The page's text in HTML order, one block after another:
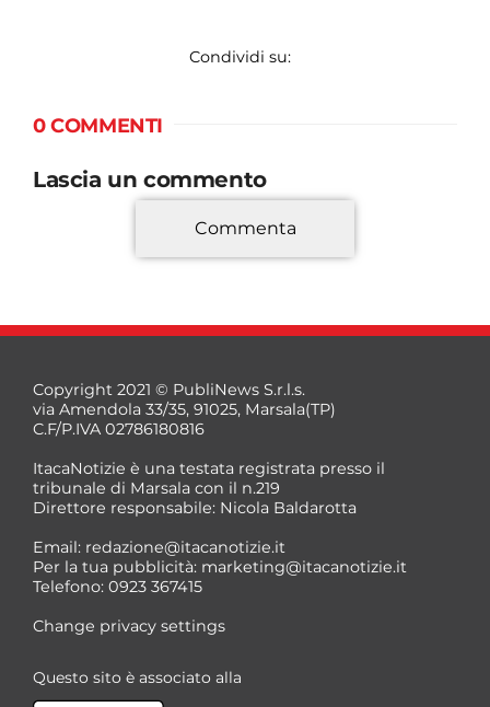
Condividi su:
0 COMMENTI
Lascia un commento
*
*
Commenta
Copyright 2021 © PubliNews S.r.l.s.
via Amendola 33/35, 91025, Marsala(TP)
C.F/P.IVA 02786180816
ItacaNotizie è una testata registrata presso il
tribunale di Marsala con il n.219
Direttore responsabile: Nicola Baldarotta
Email: redazione@itacanotizie.it
Per la tua pubblicità: marketing@itacanotizie.it
Telefono: 0923 367415
Change privacy settings
Questo sito è associato alla